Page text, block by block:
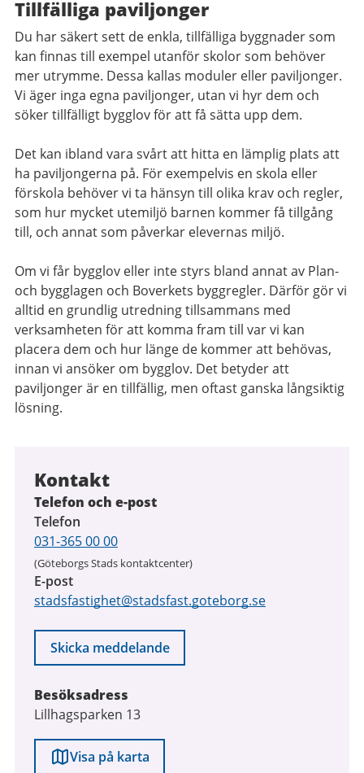
Tillfälliga paviljonger
Du har säkert sett de enkla, tillfälliga byggnader som
kan finnas till exempel utanför skolor som behöver
mer utrymme. Dessa kallas moduler eller paviljonger.
Vi äger inga egna paviljonger, utan vi hyr dem och
söker tillfälligt bygglov för att få sätta upp dem.
Det kan ibland vara svårt att hitta en lämplig plats att
ha paviljongerna på. För exempelvis en skola eller
förskola behöver vi ta hänsyn till olika krav och regler,
som hur mycket utemiljö barnen kommer få tillgång
till, och annat som påverkar elevernas miljö.
Om vi får bygglov eller inte styrs bland annat av Plan-
och bygglagen och Boverkets byggregler. Därför gör vi
alltid en grundlig utredning tillsammans med
verksamheten för att komma fram till var vi kan
placera dem och hur länge de kommer att behövas,
innan vi ansöker om bygglov. Det betyder att
paviljonger är en tillfällig, men oftast ganska långsiktig
lösning.
Kontakt
Telefon och e-post
Telefon
031-365 00 00
(Göteborgs Stads kontaktcenter)
E-post
stadsfastighet@stadsfast.goteborg.se
Skicka meddelande
Besöksadress
Lillhagsparken 13
Visa på karta